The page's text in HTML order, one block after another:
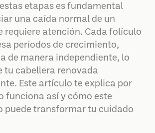
etapas es fundamental
una caída normal de un
requiere atención. Cada folículo
períodos de crecimiento,
de manera independiente, lo
tu cabellera renovada
Este artículo te explica por
funciona así y cómo este
puede transformar tu cuidado